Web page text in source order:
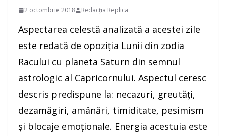
2 octombrie 2018 Redacția Replica
Aspectarea celestă analizată a acestei zile
este redată de opoziţia Lunii din zodia
Racului cu planeta Saturn din semnul
astrologic al Capricornului. Aspectul ceresc
descris predispune la: necazuri, greutăţi,
dezamăgiri, amânări, timiditate, pesimism
şi blocaje emoţionale. Energia acestuia este